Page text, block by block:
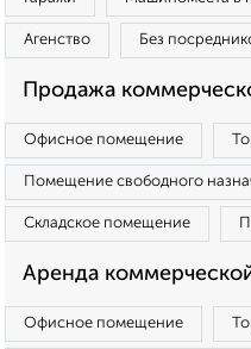
Агенство Без
Продажа
Офисное помещение
Помещение свободного
Складское помещение
Аренда
Офисное помещение